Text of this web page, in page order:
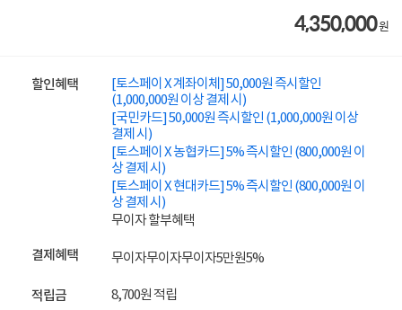
4,350,000원
할인혜택
[토스페이 X 계좌이체] 50,000원 즉시할인
(1,000,000원 이상 결제 시)
[국민카드] 50,000원 즉시할인 (1,000,000원 이상
결제 시)
[토스페이 X 농협카드] 5% 즉시할인 (800,000원 이
상 결제 시)
[토스페이 X 현대카드] 5% 즉시할인 (800,000원 이
상 결제 시)
무이자 할부혜택
결제혜택 무이자무이자무이자5만원5%
적립금 8,700원 적립